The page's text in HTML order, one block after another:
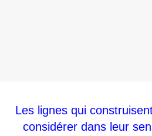
Les lignes qui
considérer dans leur